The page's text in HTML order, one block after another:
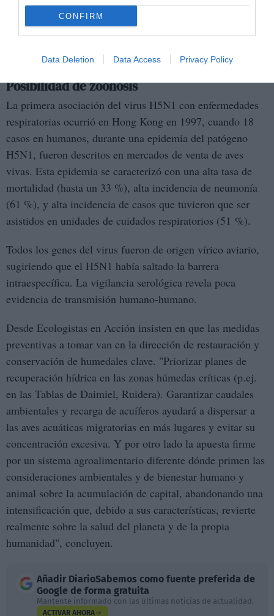
CONFIRM
Data Deletion Data Access Privacy Policy
humanos, que aumenta cuanto más se extiende la
enfermedad, que puede darse como un virus “adaptado” o
como una recombinación entre H5N1 de la gripe aviar y
uno de la gripe común”.
Posibilidad de zoonosis
La primera asociación del virus H5N1 con enfermedades
respiratorias ocurrió en Hong Kong en 1997,​ cuando 18
casos en humanos, durante una epidemia del patógeno
H5N1, fueron descritos en mercados de venta de aves
vivas. Esta epidemia se caracterizó con una alta tasa de
mortalidad (hasta un 33 %), alta incidencia de neumonía
(61 %), y alta incidencia de casos que tuvieron que ser
asistidos en unidades de cuidados respiratorios (51 %).
Todos los genes del virus fueron de origen vírico aviario,
sugiriendo que el H5N1 había saltado la barrera
intraespecífica. La vigilancia serológica revela poca
evidencia de transmisión humano-humano.
Desde Ecologistas en Acción insisten en que las medidas
preventivas a tomar van en la dirección de restauración y
conservación de humedales clave. "Priorizar planes de
recuperación hídrica en las zonas húmedas críticas (p.ej.
en las Tablas de Daimiel, Ruidera). Garantizar caudales
ambientales y recarga de acuíferos ayudará a dispersar a
las aves acuáticas migratorias en más lugares y evitar su
concentración excesiva. Y por otro lado la apuesta firme
por un sistema agroalimentario diferente dónde primen las
consideraciones ambientales y de bienestar humano y
animal sobre la acumulación de capital, abandonando una
intensificación que, debido a sus características, revierte
realmente sobre la salud del planeta y de la propia
humanidad", concluyen.
Añadir DiarioSabemos como fuente preferida de
Google de forma gratuita
Mantente informado con las últimas noticias de actualidad.
ACTIVAR AHORA